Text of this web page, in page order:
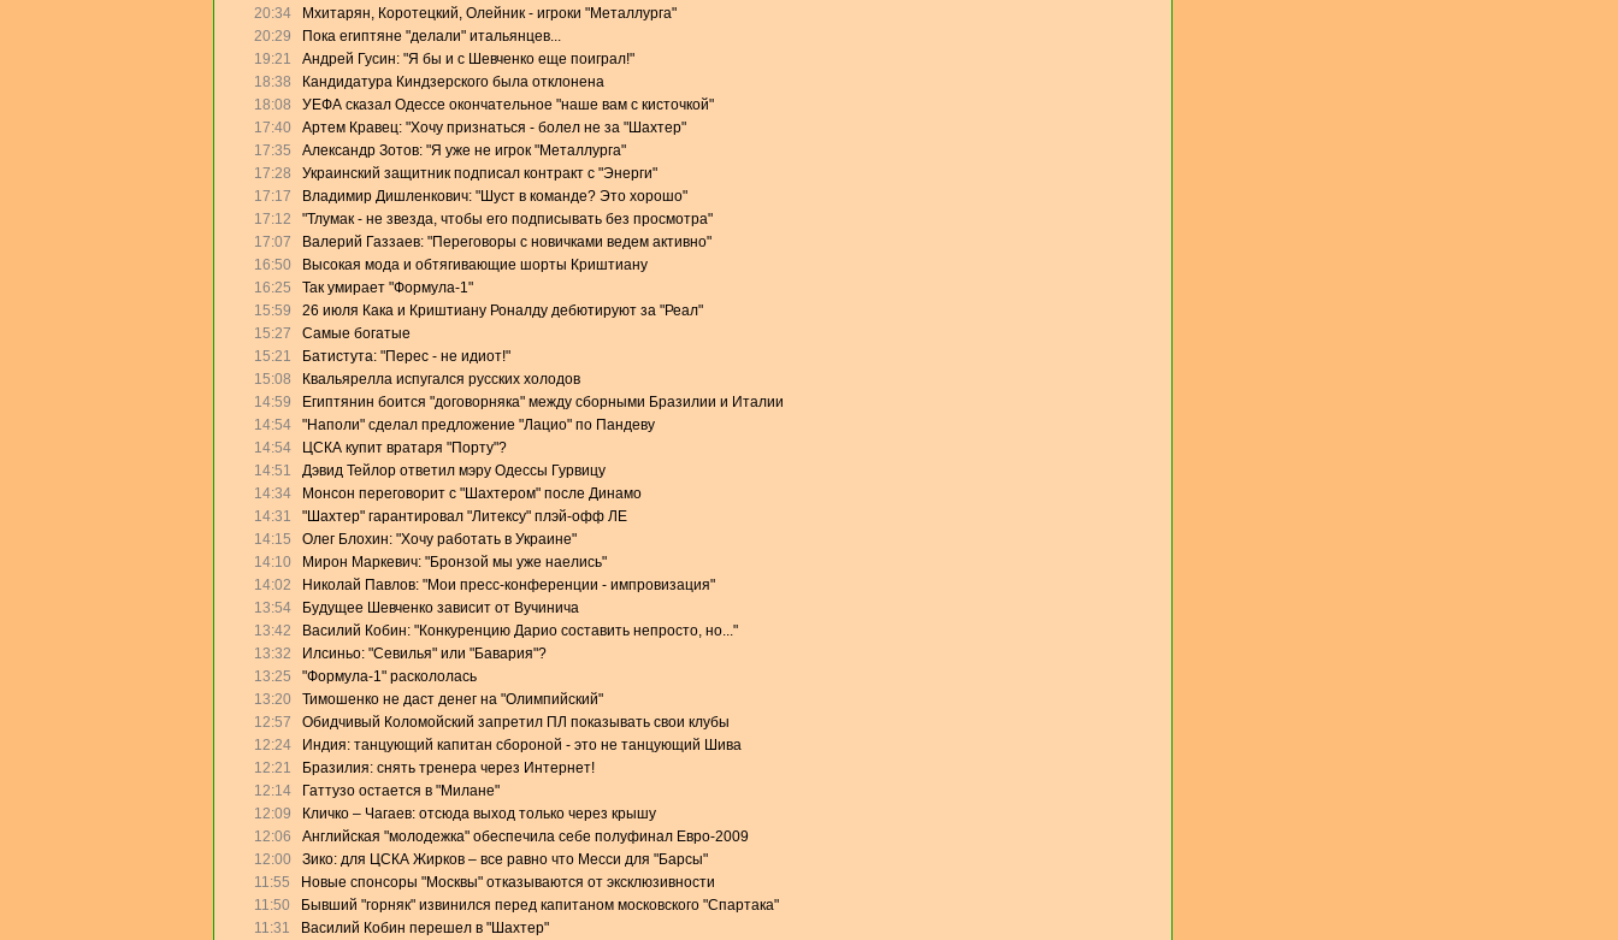
20:34
Мхитарян, Коротецкий, Олейник - игроки "Металлурга"
20:29
Пока египтяне "делали" итальянцев...
19:21
Андрей Гусин: "Я бы и с Шевченко еще поиграл!"
18:38
Кандидатура Киндзерского была отклонена
18:08
УЕФА сказал Одессе окончательное "наше вам с кисточкой"
17:40
Артем Кравец: "Хочу признаться - болел не за "Шахтер"
17:35
Александр Зотов: "Я уже не игрок "Металлурга"
17:28
Украинский защитник подписал контракт с "Энерги"
17:17
Владимир Дишленкович: "Шуст в команде? Это хорошо"
17:12
"Тлумак - не звезда, чтобы его подписывать без просмотра"
17:07
Валерий Газзаев: "Переговоры с новичками ведем активно"
16:50
Высокая мода и обтягивающие шорты Криштиану
16:25
Так умирает "Формула-1"
15:59
26 июля Кака и Криштиану Роналду дебютируют за "Реал"
15:27
Самые богатые
15:21
Батистута: "Перес - не идиот!"
15:08
Квальярелла испугался русских холодов
14:59
Египтянин боится "договорняка" между сборными Бразилии и Италии
14:54
"Наполи" сделал предложение "Лацио" по Пандеву
14:54
ЦСКА купит вратаря "Порту"?
14:51
Дэвид Тейлор ответил мэру Одессы Гурвицу
14:34
Монсон переговорит с "Шахтером" после Динамо
14:31
"Шахтер" гарантировал "Литексу" плэй-офф ЛЕ
14:15
Олег Блохин: "Хочу работать в Украине"
14:10
Мирон Маркевич: "Бронзой мы уже наелись"
14:02
Николай Павлов: "Мои пресс-конференции - импровизация"
13:54
Будущее Шевченко зависит от Вучинича
13:42
Василий Кобин: "Конкуренцию Дарио составить непросто, но..."
13:32
Илсиньо: "Севилья" или "Бавария"?
13:25
"Формула-1" раскололась
13:20
Тимошенко не даст денег на "Олимпийский"
12:57
Обидчивый Коломойский запретил ПЛ показывать свои клубы
12:24
Индия: танцующий капитан сбороной - это не танцующий Шива
12:21
Бразилия: снять тренера через Интернет!
12:14
Гаттузо остается в "Милане"
12:09
Кличко – Чагаев: отсюда выход только через крышу
12:06
Английская "молодежка" обеспечила себе полуфинал Евро-2009
12:00
Зико: для ЦСКА Жирков – все равно что Месси для "Барсы"
11:55
Новые спонсоры "Москвы" отказываются от эксклюзивности
11:50
Бывший "горняк" извинился перед капитаном московского "Спартака"
11:31
Василий Кобин перешел в "Шахтер"